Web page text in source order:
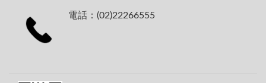
電話：(02)22266555